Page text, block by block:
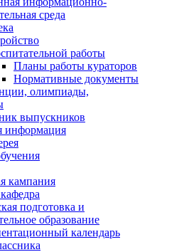
среда
работы
Планы работы кураторов
Нормативные документы
олимпиады,
выпускников
информация
кампания
подготовка и
образование
календарь